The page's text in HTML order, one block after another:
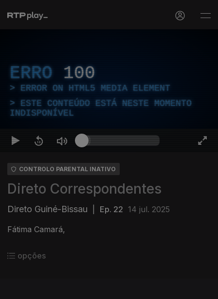
ERRO 100
ERROR ON HTML5 MEDIA ELEMENT
ESTE CONTEÚDO ESTÁ NESTE MOMENTO
INDISPONÍVEL
CONTROLO PARENTAL INATIVO
Direto Correspondentes
Direto Guiné-Bissau Ep. 22 14 jul. 2025
Fátima Camará,
opções